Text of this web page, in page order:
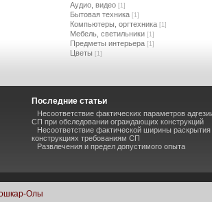
Аудио, видео [1]
Бытовая техника [1]
Компьютеры, оргтехника [1]
Мебель, светильники [1]
Предметы интерьера [1]
Цветы [1]
Последние статьи
Несоответствие фактических параметров
СП при обследовании ограждающих конструкций
Несоответствие фактической ширины
конструкциях требованиям СП
Развлечения и предел допустимого опыта
Олы